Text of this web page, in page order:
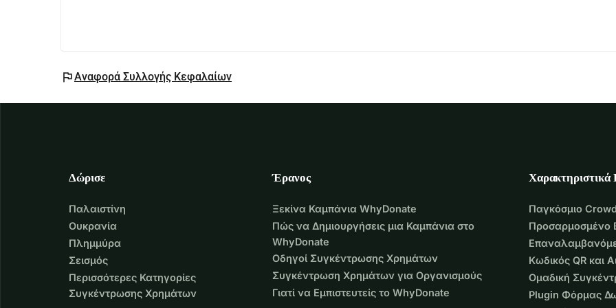
flagΑναφορά Συλλογής Κεφαλαίων
Δώρισε
Παλαιστίνη
Ουκρανία
Πλημμύρα
Σεισμός
Περισσότερες Κατηγορίες
Συγκέντρωσης Χρημάτων
Έρανος
Ξεκίνα Καμπάνια WhyDonate
Πώς να Δημιουργήσεις μια Καμπάνια στο
WhyDonate
Οδηγοί Συγκέντρωσης Χρημάτων
Συγκέντρωση Χρημάτων για Οργανισμούς
Γιατί να Εμπιστευτείς το WhyDonate
Παγκόσμιο
Προσαρμοσμένο
Κωδικός QR και
Ομαδική
Plugin Φόρμας